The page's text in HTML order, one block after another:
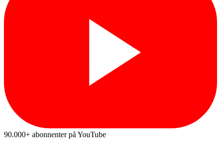
90.000+ abonnenter på YouTube